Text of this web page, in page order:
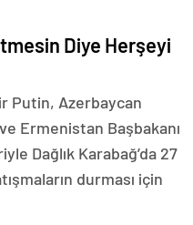
Diye Herşeyi
Putin, Azerbaycan
Ermenistan Başbakanı
Dağlık Karabağ’da 27
durması için